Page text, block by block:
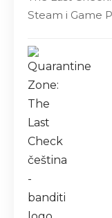
Steam i Game